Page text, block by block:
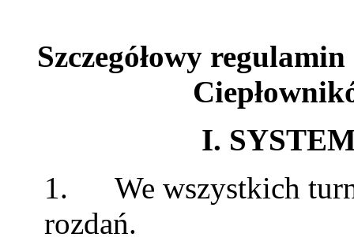
Szczegółowy
I.
1. We wszystkich
rozdań.